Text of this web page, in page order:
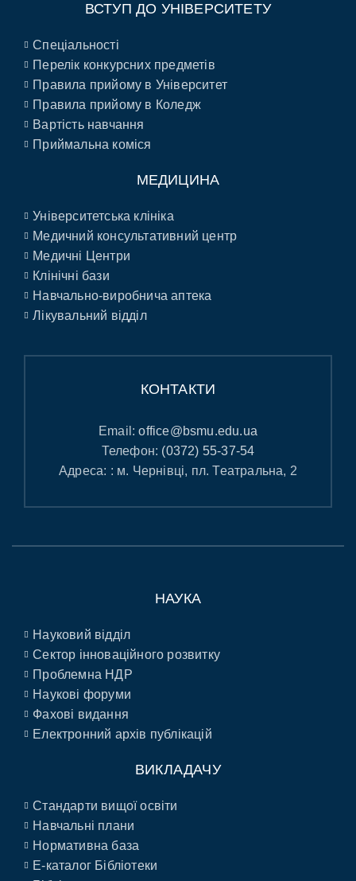
ВСТУП ДО УНІВЕРСИТЕТУ
Спеціальності
Перелік конкурсних предметів
Правила прийому в Університет
Правила прийому в Коледж
Вартість навчання
Приймальна коміся
МЕДИЦИНА
Університетська клініка
Медичний консультативний центр
Медичні Центри
Клінічні бази
Навчально-виробнича аптека
Лікувальний відділ
КОНТАКТИ
Email:office@bsmu.edu.ua
Телефон: (0372) 55-37-54
Адреса: : м. Чернівці, пл. Театральна, 2
НАУКА
Науковий відділ
Сектор інноваційного розвитку
Проблемна НДР
Наукові форуми
Фахові видання
Електронний архів публікацій
ВИКЛАДАЧУ
Стандарти вищої освіти
Навчальні плани
Нормативна база
E-каталог Бібліотеки